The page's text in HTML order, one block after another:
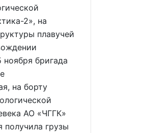
2», на
плавучей
бригада
на борту
АО «ЧГГК»
грузы